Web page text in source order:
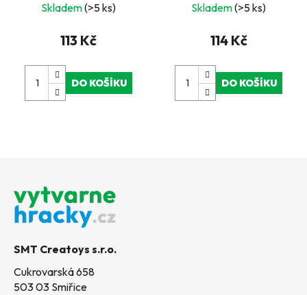
Skladem(>5 ks)
113 Kč
DO KOŠÍKU
Skladem(>5 ks)
114 Kč
DO KOŠÍKU
SMT Creatoys s.r.o.
Cukrovarská 658
503 03 Smiřice